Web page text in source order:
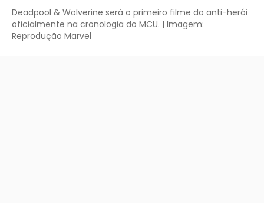
Deadpool & Wolverine será o primeiro filme do anti-herói
oficialmente na cronologia do MCU. | Imagem:
Reprodução Marvel